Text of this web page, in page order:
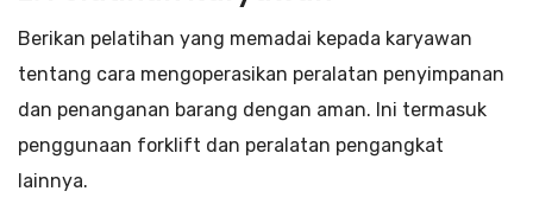
Berikan pelatihan yang memadai kepada karyawan
tentang cara mengoperasikan peralatan penyimpanan
dan penanganan barang dengan aman. Ini termasuk
penggunaan forklift dan peralatan pengangkat
lainnya.